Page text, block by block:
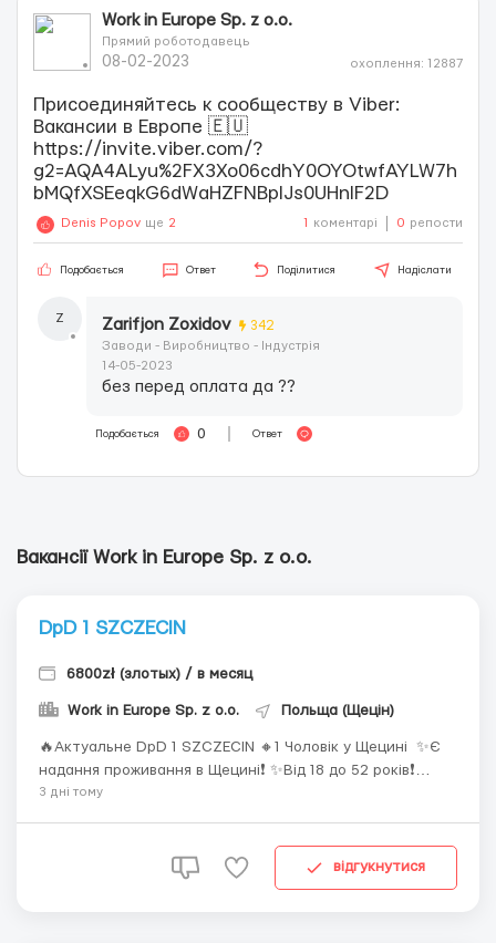
Work in Europe Sp. z o.o.
Прямий роботодавець
08-02-2023 охоплення: 12887
Присоединяйтесь к сообществу в Viber:
⁨Вакансии в Европе 🇪🇺⁩
https://invite.viber.com/?
g2=AQA4ALyu%2FX3Xo06cdhY0OYOtwfAYLW7h
bMQfXSEeqkG6dWaHZFNBplJs0UHnlF2D
Denis Popov ще 2 1 коментарі 0 репости
Подобається Ответ Поділитися Надіслати
Z Zarifjon Zoxidov 342
Заводи - Виробництво - Індустрія
14-05-2023
без перед оплата да ??
Подобається 0 Ответ
Вакансії Work in Europe Sp. z o.o.
DpD 1 SZCZECIN
6800zł (злотых) / в месяц
Work in Europe Sp. z o.o. Польща (Щецін)
🔥Актуальне DpD 1 SZCZECIN 🔸1 Чоловік у Щецині ✨️Є
надання проживання в Щецині❗ ✨️Від 18 до 52 років❗
🔶🔶🔶 ❗Адреса об'єкта: DPD Polska Sp. z o.o. Oddział
неділя вихідний ✨️Тільки денні...
3 днi тому
відгукнутися